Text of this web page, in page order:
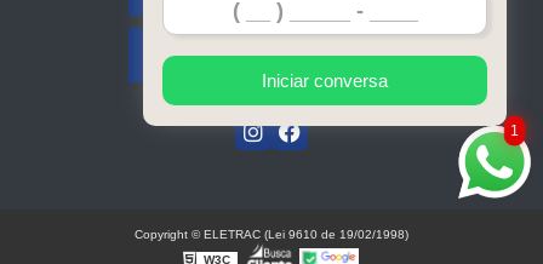
Mapa do site
1
Iniciar conversa
Copyright © ELETRAC (Lei 9610 de 19/02/1998)
W3C